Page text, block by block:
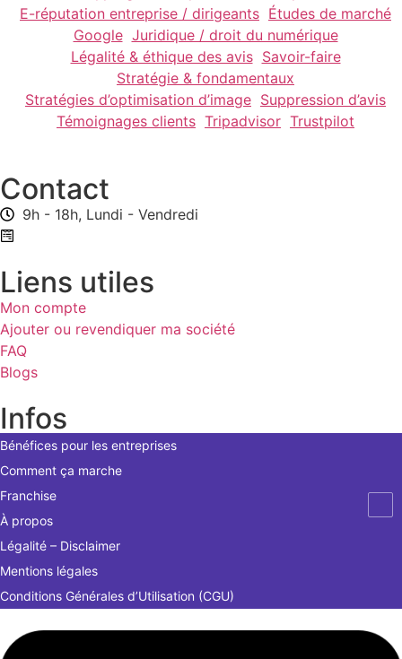
E-réputation entreprise / dirigeants Études de marché
Google Juridique / droit du numérique
Légalité & éthique des avis Savoir-faire
Stratégie & fondamentaux
Stratégies d’optimisation d’image Suppression d’avis
Témoignages clients Tripadvisor Trustpilot
Contact
9h - 18h, Lundi - Vendredi
Liens utiles
Mon compte
Ajouter ou revendiquer ma société
FAQ
Blogs
Infos
Bénéfices pour les entreprises
Comment ça marche
Franchise
À propos
Légalité – Disclaimer
Mentions légales
Conditions Générales d’Utilisation (CGU)